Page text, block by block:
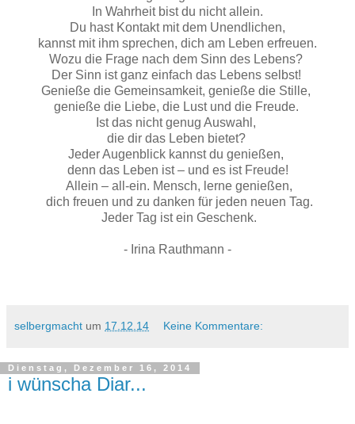
In Wahrheit bist du nicht allein.
Du hast Kontakt mit dem Unendlichen,
kannst mit ihm sprechen, dich am Leben erfreuen.
Wozu die Frage nach dem Sinn des Lebens?
Der Sinn ist ganz einfach das Lebens selbst!
Genieße die Gemeinsamkeit, genieße die Stille,
genieße die Liebe, die Lust und die Freude.
Ist das nicht genug Auswahl,
die dir das Leben bietet?
Jeder Augenblick kannst du genießen,
denn das Leben ist – und es ist Freude!
Allein – all-ein. Mensch, lerne genießen,
dich freuen und zu danken für jeden neuen Tag.
Jeder Tag ist ein Geschenk.
- Irina Rauthmann -
selbergmacht um 17.12.14 Keine Kommentare:
Dienstag, Dezember 16, 2014
i wünscha Diar...